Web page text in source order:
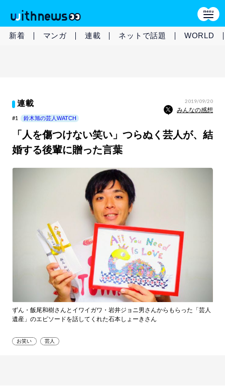
新着 マンガ 連載 ネットで話題 WORLD
連載 2019/09/20
みんなの感想
#1 鈴木旭の芸人WATCH
「人を傷つけない笑い」つらぬく芸人が、結
婚する後輩に贈った言葉
ずん・飯尾和樹さんとイワイガワ・岩井ジョニ男さんからもらった「芸人
遺産」のエピソードを話してくれた石本しょーきさん
お笑い 芸人